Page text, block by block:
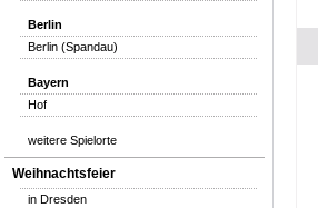
Berlin
Berlin (Spandau)
Bayern
Hof
weitere Spielorte
Weihnachtsfeier
in Dresden